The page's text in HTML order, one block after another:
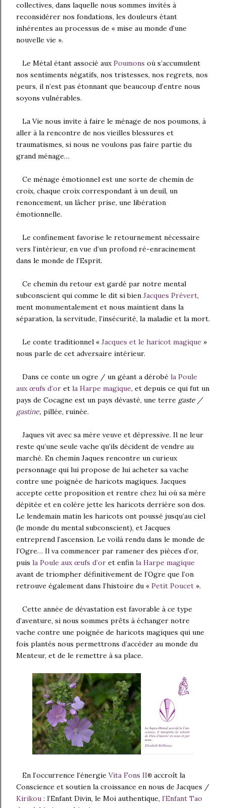
collectives, dans laquelle nous sommes invités à
reconsidérer nos fondations, les douleurs étant
inhérentes au processus de « mise au monde d’une
nouvelle vie ».
Le Métal étant associé auxPoumons où s’accumulent
nos sentiments négatifs, nos tristesses, nos regrets, nos
peurs, il n’est pas étonnant que beaucoup d’entre nous
soyons vulnérables.
La Vie nous invite à faire le ménage de nos poumons, à
aller à la rencontre de nos vieilles blessures et
traumatismes, si nous ne voulons pas faire partie du
grand ménage…
Ce ménage émotionnel est une sorte de chemin de
croix, chaque croix correspondant à un deuil, un
renoncement, un lâcher prise, une libération
émotionnelle.
Le confinement favorise le retournement nécessaire
vers l’intérieur, en vue d’un profond ré-enracinement
dans le monde de l’Esprit.
Ce chemin du retour est gardé par notre mental
subconscient qui comme le dit si bien Jacques Prévert,
ment monumentalement et nous maintient dans la
séparation, la servitude, l’insécurité, la maladie et la mort.
Le conte traditionnel « Jacques et le haricot magique »
nous parle de cet adversaire intérieur.
Dans ce conte un ogre / un géant a dérobé la Poule
aux œufs d’or et la Harpe magique, et depuis ce qui fut un
pays de Cocagne est un pays dévasté, une terre gaste /
gastine, pillée, ruinée.
Jaques vit avec sa mère veuve et dépressive. Il ne leur
reste qu’une seule vache qu’ils décident de vendre au
marché. En chemin Jaques rencontre un curieux
personnage qui lui propose de lui acheter sa vache
contre une poignée de haricots magiques. Jacques
accepte cette proposition et rentre chez lui où sa mère
dépitée et en colère jette les haricots derrière son dos.
Le lendemain matin les haricots ont poussé jusqu’au ciel
(le monde du mental subconscient), et Jacques
entreprend l’ascension. Le voilà rendu dans le monde de
l’Ogre… Il va commencer par ramener des pièces d’or,
puis la Poule aux œufs d’or et enfin la Harpe magique
avant de triompher définitivement de l’Ogre que l’on
retrouve également dans l’histoire du « Petit Poucet ».
Cette année de dévastation est favorable à ce type
d’aventure, si nous sommes prêts à échanger notre
vache contre une poignée de haricots magiques qui une
fois plantés nous permettrons d’accéder au monde du
Menteur, et de le remettre à sa place.
En l’occurrence l’énergie Vita Fons II® accroît la
Conscience et soutien la croissance en nous de Jacques /
Kirikou : l’Enfant Divin, le Moi authentique, l’Enfant Tao